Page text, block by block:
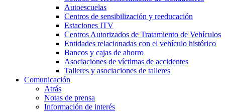
Autoescuelas
Centros de sensibilización y reeducación
Estaciones ITV
Centros Autorizados de Tratamiento de Vehículos
Entidades relacionadas con el vehículo histórico
Bancos y cajas de ahorro
Asociaciones de víctimas de accidentes
Talleres y asociaciones de talleres
Comunicación
Atrás
Notas de prensa
Información de interés